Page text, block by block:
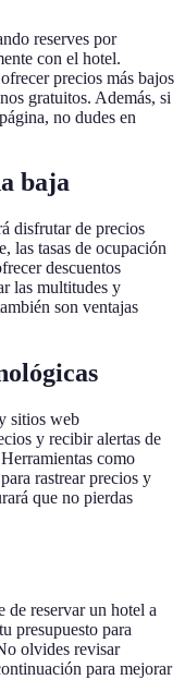
reserves por
con el hotel.
precios más bajos
gratuitos. Además, si
no dudes en
baja
disfrutar de precios
las tasas de ocupación
descuentos
las multitudes y
son ventajas
sitios web
y recibir alertas de
como
rastrear precios y
que no pierdas
de reservar un hotel a
presupuesto para
olvides revisar
para mejorar